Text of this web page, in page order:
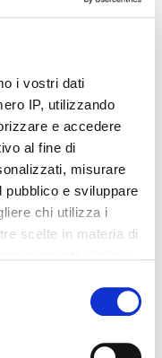
i vostri dati
IP, utilizzando
e accedere
al fine di
misurare
pubblico e sviluppare
chi utilizza i
scelte in materia di
in qualsiasi
o facendo clic
Amin 21 K neutro